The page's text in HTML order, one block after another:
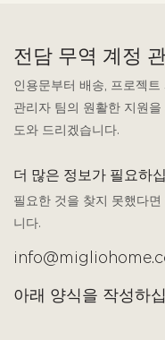
전담 무역 계정
인용문부터 배송, 프로젝
관리자 팀의 원활한 지원
도와 드리겠습니다.
더 많은 정보가 필요하
필요한 것을 찾지 못했다
니다.
아래 양식을 작성하